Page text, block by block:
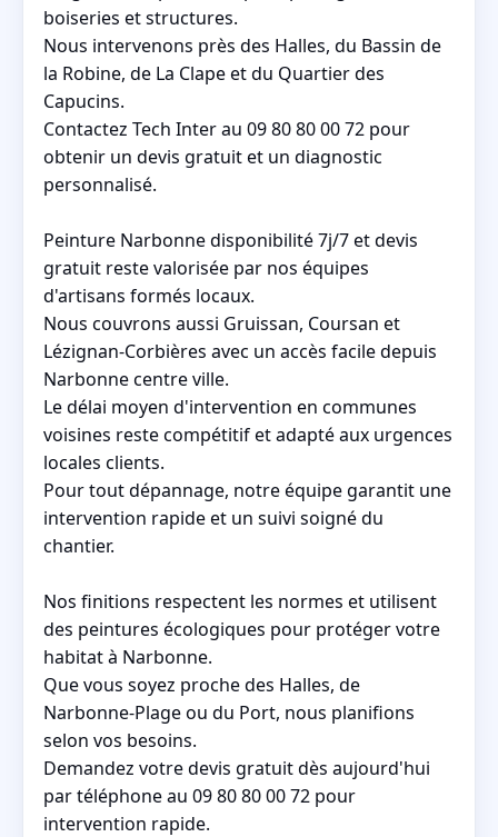
boiseries et structures.
Nous intervenons près des Halles, du Bassin de
la Robine, de La Clape et du Quartier des
Capucins.
Contactez Tech Inter au 09 80 80 00 72 pour
obtenir un devis gratuit et un diagnostic
personnalisé.
Peinture Narbonne disponibilité 7j/7 et devis
gratuit reste valorisée par nos équipes
d'artisans formés locaux.
Nous couvrons aussi Gruissan, Coursan et
Lézignan-Corbières avec un accès facile depuis
Narbonne centre ville.
Le délai moyen d'intervention en communes
voisines reste compétitif et adapté aux urgences
locales clients.
Pour tout dépannage, notre équipe garantit une
intervention rapide et un suivi soigné du
chantier.
Nos finitions respectent les normes et utilisent
des peintures écologiques pour protéger votre
habitat à Narbonne.
Que vous soyez proche des Halles, de
Narbonne-Plage ou du Port, nous planifions
selon vos besoins.
Demandez votre devis gratuit dès aujourd'hui
par téléphone au 09 80 80 00 72 pour
intervention rapide.